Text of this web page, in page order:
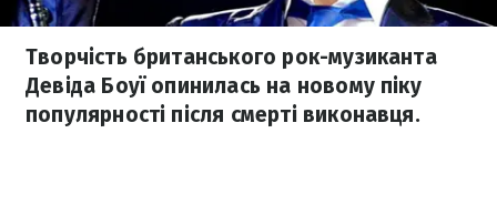
Творчість британського рок-музиканта
Девіда Боуї опинилась на новому піку
популярності після смерті виконавця.